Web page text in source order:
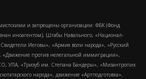
и запрещены организации: ФБК (Фонд
иноагентом), Штабы Навального, «Национал-
Иеговы», «Армия воли народа», «Русский
«Движение против нелегальной иммиграции»,
УПА, «Тризуб им. Степана Бандеры», «Мизантропик
народа», движение «Артподготовка»,